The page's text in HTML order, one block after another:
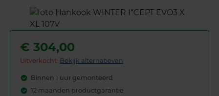
€ 304,00
Uitverkocht: Bekijk alternatieven
Binnen 1 uur gemonteerd
12 maanden productgarantie